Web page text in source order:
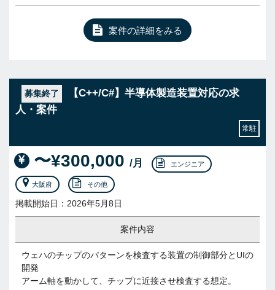
案件の詳細をみる
募集終了
【C++/C#】半導体製造装置対応の求
人・案件
常駐
〜¥300,000 /月 エンジニア
大阪府 その他
掲載開始日：2026年5月8日
案件内容
ウェハのチップのパターンを検査する装置の制御部分とUIの
開発
アーム軸を動かして、チップに近接させ検査する想定。